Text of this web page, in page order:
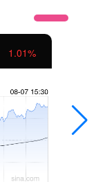
1.01%